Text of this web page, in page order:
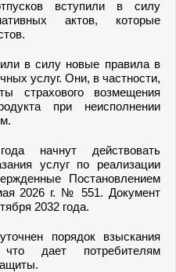
вступили в силу
актов, которые
в силу новые правила в
услуг. Они, в частности,
страхового возмещения
при неисполнении
начнут действовать
услуг по реализации
Постановлением
2026 г. № 551. Документ
2032 года.
порядок взыскания
дает потребителям